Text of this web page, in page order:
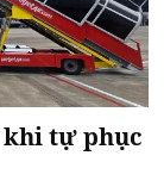
tự phục